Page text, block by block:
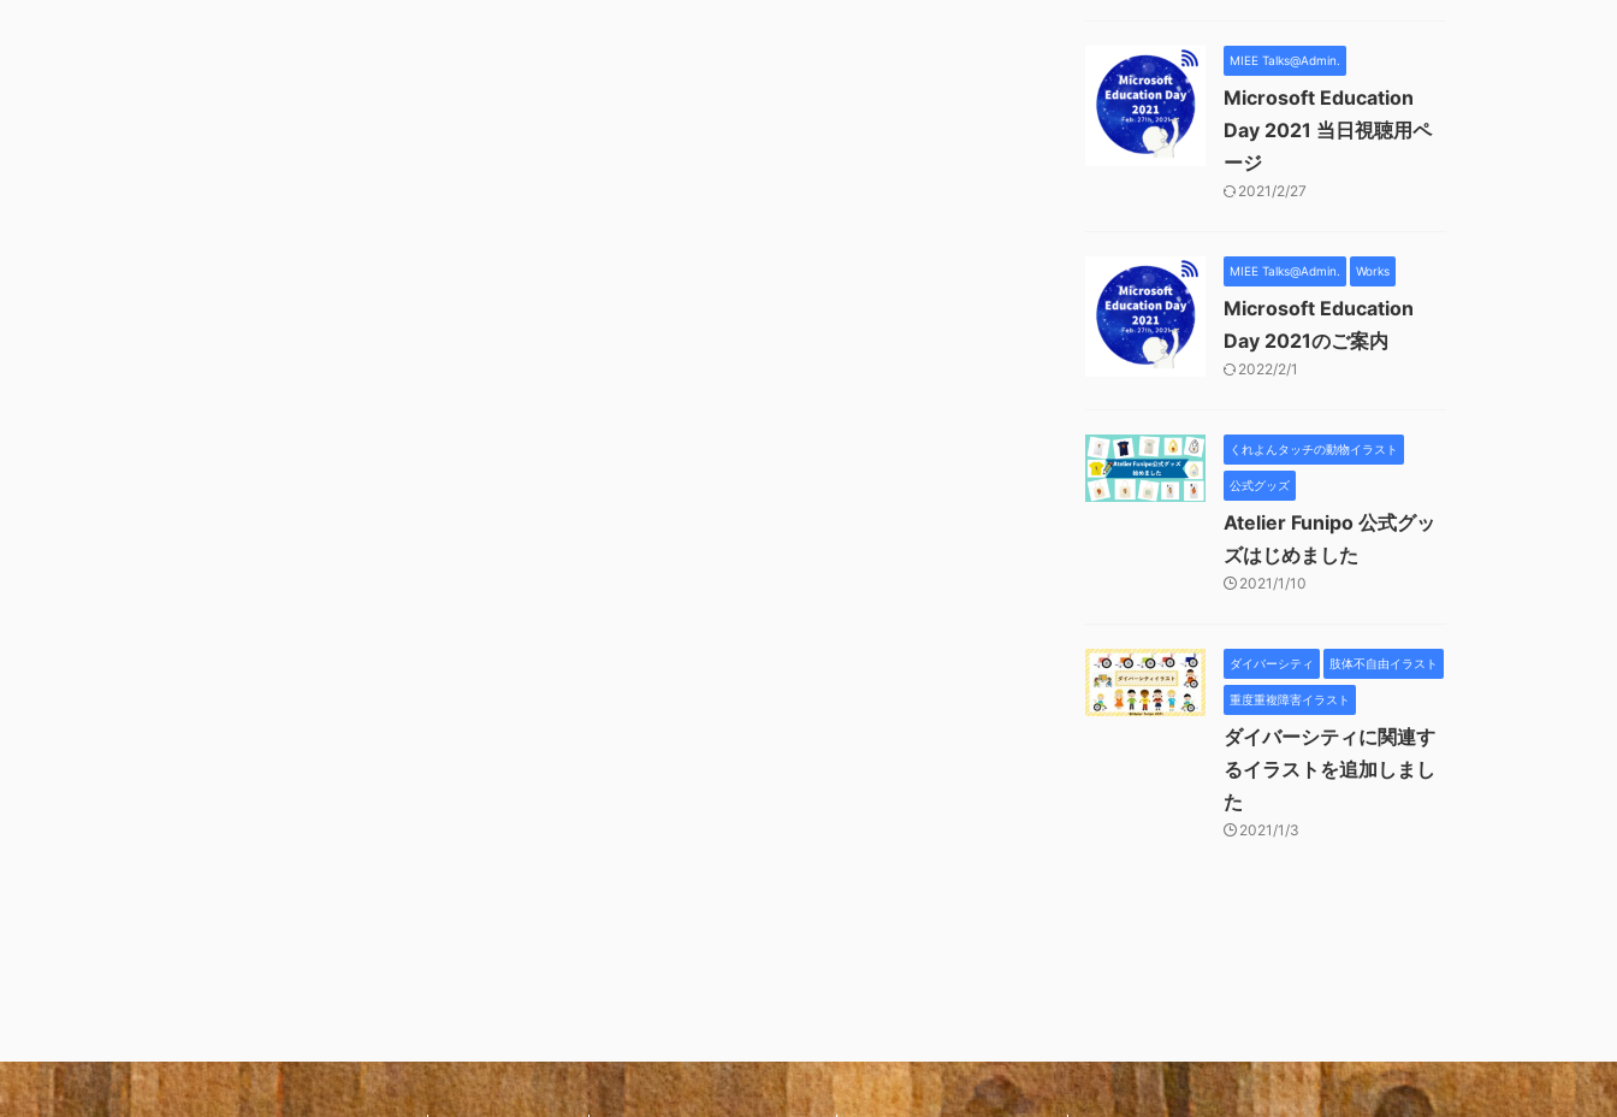
MIEE Talks@Admin.
Microsoft Education
Day 2021 当日視聴用ペ
ージ
2021/2/27
MIEE Talks@Admin. Works
Microsoft Education
Day 2021のご案内
2022/2/1
くれよんタッチの動物イラスト
公式グッズ
Atelier Funipo 公式グッ
ズはじめました
2021/1/10
ダイバーシティ 肢体不自由イラスト
重度重複障害イラスト
ダイバーシティに関連す
るイラストを追加しまし
た
2021/1/3